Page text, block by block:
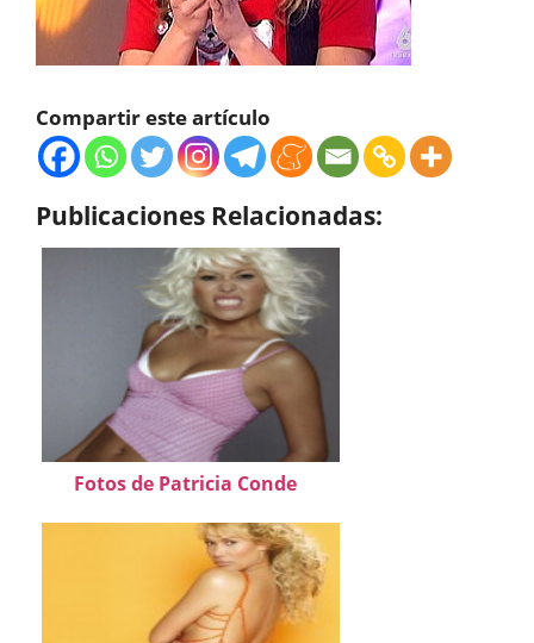
Compartir este artículo
Publicaciones Relacionadas:
Fotos de Patricia Conde